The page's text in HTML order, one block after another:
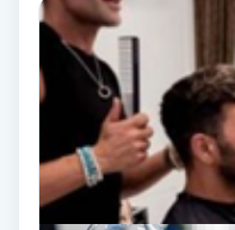
Hypnos
Hårborttagning
Hårbottenbehandling